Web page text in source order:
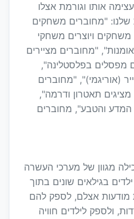
אותו וגורמת אצלו
שלנו: "מחוברים משחקים
ויוצרים משחקי
"מחוברים מציירים
מפסלים בפלסטלינה",
(אוריגמי)", "מחוברים
תאטרון ודרמה",
המדע והטבע", מחוברים
מגוון של מערכי העשרה
בגילאים שונים בתוך
מודעות אצלם, לספק להם
ולספק לילדים חוויה